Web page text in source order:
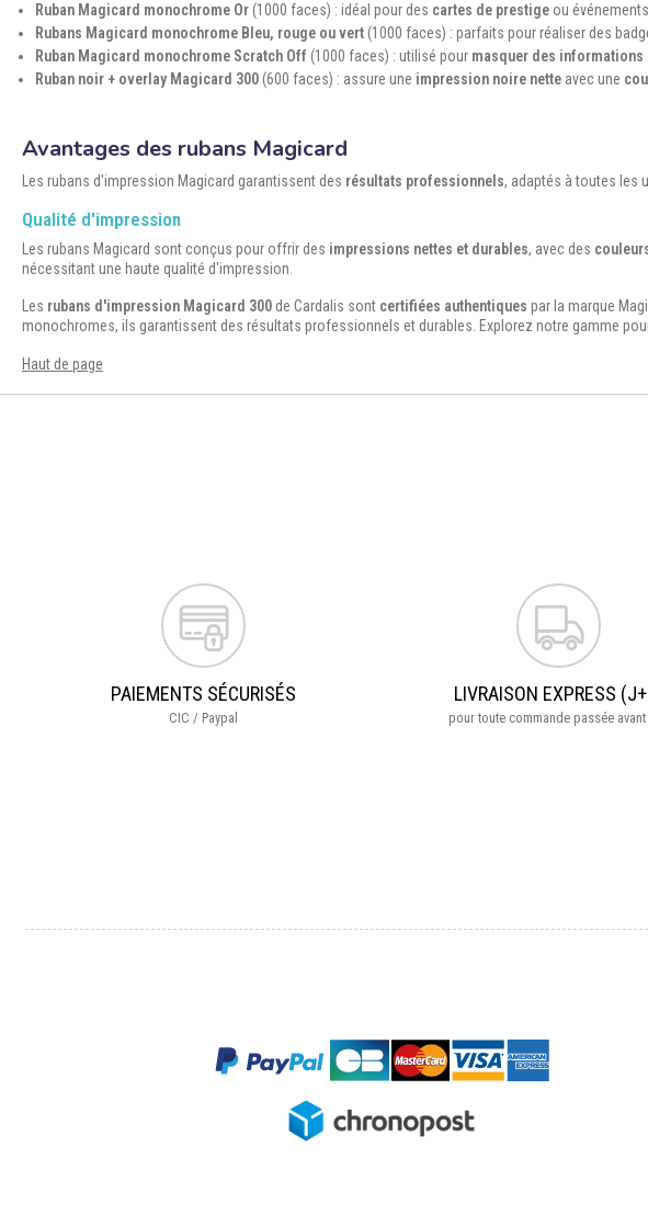
Ruban Magicard monochrome Or(1000 faces) : idéal pour des cartes de prestige ou
Rubans Magicard monochrome Bleu, rouge ou vert(1000 faces) : parfaits pour réaliser des
Ruban Magicard monochrome Scratch Off (1000 faces) : utilisé pour masquer des
Ruban noir + overlay Magicard 300(600 faces) : assure une impression noire nette avec une
Avantages des rubans Magicard
Les rubans d'impression Magicard garantissent des résultats professionnels, adaptés à toutes les
Qualité d'impression
Les rubans Magicard sont conçus pour offrir des impressions nettes et durables, avec des
nécessitant une haute qualité d'impression.
Les rubans d'impression Magicard 300de Cardalis sont certifiées authentiques par la marque
monochromes, ils garantissent des résultats professionnels et durables. Explorez notre gamme
Haut de page
PAIEMENTS SÉCURISÉS
CIC / Paypal
LIVRAISON EXPRESS
pour toute commande passée avant